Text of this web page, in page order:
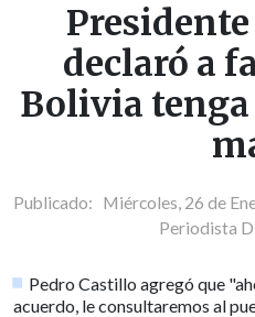
Presidente
declaró a
Bolivia
Publicado: Miércoles, 26 de
Periodista
Pedro Castillo agregó que
acuerdo, le consultaremos al